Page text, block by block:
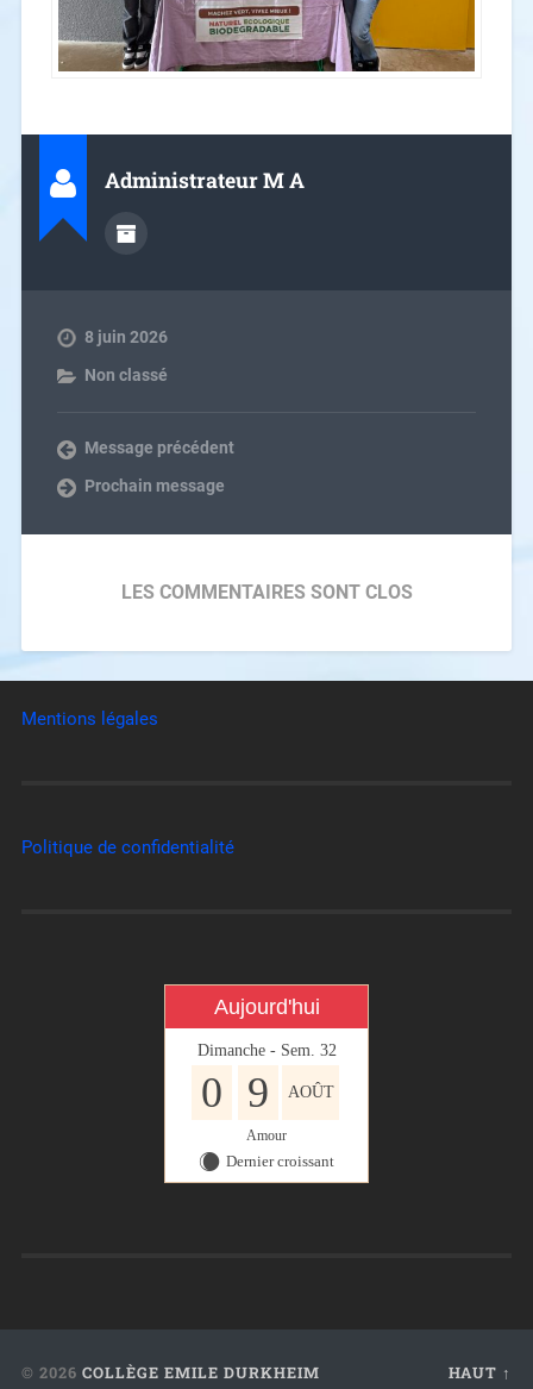
Administrateur M A
8 juin 2026
Non classé
Message précédent
Prochain message
LES COMMENTAIRES SONT CLOS
Mentions légales
Politique de confidentialité
Aujourd'hui
Dimanche - Sem. 32
0 9 AOÛT
Amour
X Dernier croissant
© 2026 COLLÈGE EMILE DURKHEIM HAUT ↑